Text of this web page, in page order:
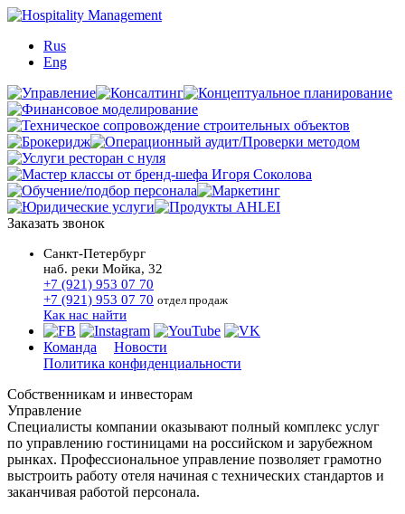
Rus
Eng
Заказать звонок
Санкт-Петербург
наб. реки Мойка, 32
+7 (921) 953 07 70
+7 (921) 953 07 70 отдел продаж
Как нас найти
Команда
Новости
Политика конфиденциальности
Собственникам и инвесторам
Управление
Специалисты компании оказывают полный комплекс услуг
по управлению гостиницами на российском и зарубежном
рынках. Профессиональное управление позволяет грамотно
выстроить работу отеля начиная с технических стандартов и
заканчивая работой персонала.